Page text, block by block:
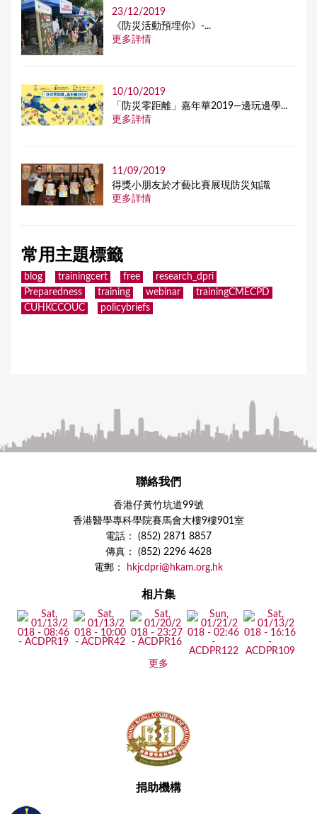
23/12/2019
《防災活動預埋你》-...
更多詳情
10/10/2019
「防災零距離」嘉年華2019—邊玩邊學...
更多詳情
11/09/2019
得獎小朋友於才藝比賽展現防災知識
更多詳情
常用主題標籤
blog trainingcert free
research_dpri
Preparedness
training webinar
trainingCMECPD
CUHKCCOUC
policybriefs
聯絡我們
香港仔黃竹坑道99號
香港醫學專科學院賽馬會大樓9樓901室
電話： (852) 2871 8857
傳真： (852) 2296 4628
電郵：
hkjcdpri@hkam.org.hk
相片集
更多
捐助機構